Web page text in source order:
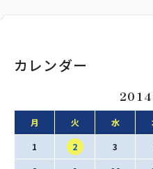
カレンダー
2014
月 火 水
1 2 3